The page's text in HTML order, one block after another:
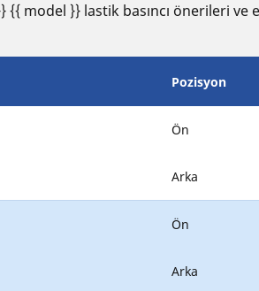
model }} lastik basıncı öneri̇leri̇ ve
Pozisyon
Ön
Arka
Ön
Arka